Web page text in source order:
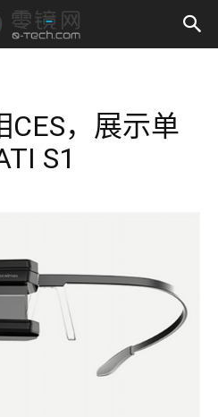
CES，展示单
S1